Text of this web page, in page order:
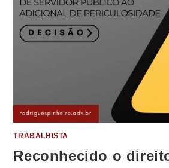
TRABALHISTA
Reconhecido o